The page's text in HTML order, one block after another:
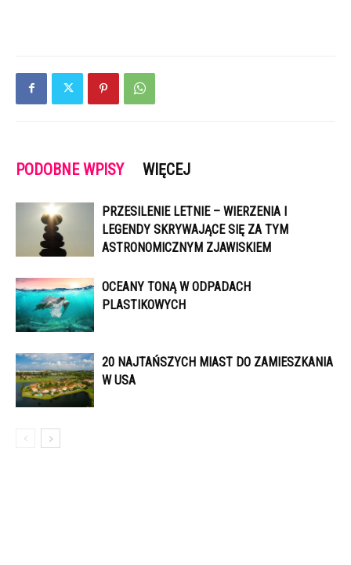
PODOBNE WPISY WIĘCEJ
PRZESILENIE LETNIE – WIERZENIA I
LEGENDY SKRYWAJĄCE SIĘ ZA TYM
ASTRONOMICZNYM ZJAWISKIEM
OCEANY TONĄ W ODPADACH
PLASTIKOWYCH
20 NAJTAŃSZYCH MIAST DO ZAMIESZKANIA
W USA